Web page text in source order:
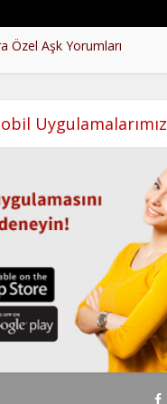
Özel Aşk Yorumları
Uygulamalarımız